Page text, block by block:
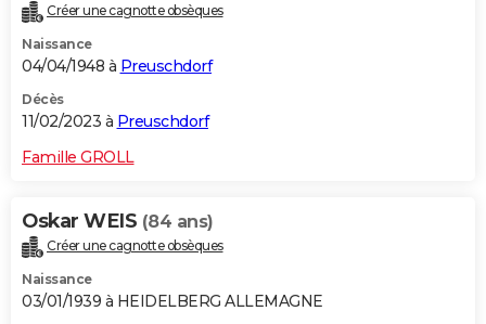
Créer une cagnotte obsèques
Naissance
04/04/1948 à Preuschdorf
Décès
11/02/2023 à Preuschdorf
Famille GROLL
Oskar WEIS (84 ans)
Créer une cagnotte obsèques
Naissance
03/01/1939 à HEIDELBERG ALLEMAGNE